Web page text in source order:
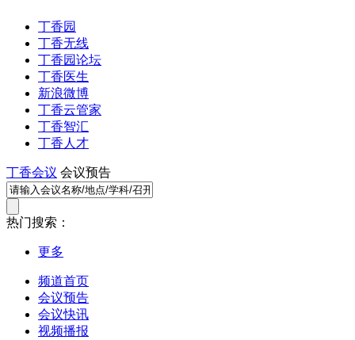
丁香园
丁香无线
丁香园论坛
丁香医生
新浪微博
丁香云管家
丁香智汇
丁香人才
丁香会议 会议预告
热门搜索：
更多
频道首页
会议预告
会议快讯
视频播报